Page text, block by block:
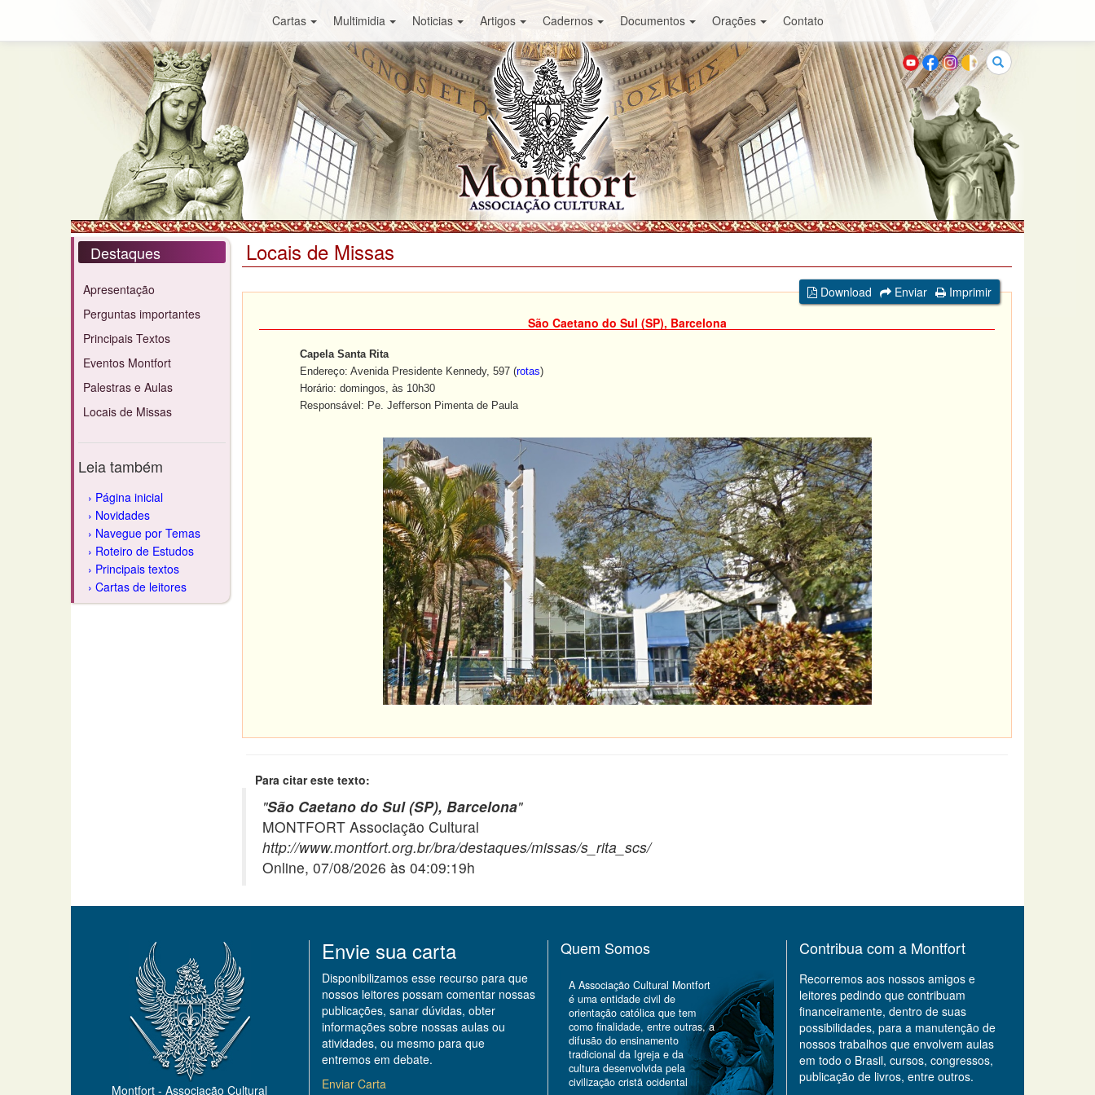
Cartas Multimidia Noticias Artigos Cadernos Documentos Orações Contato
Buscar
Destaques
Apresentação
Perguntas importantes
Principais Textos
Eventos Montfort
Palestras e Aulas
Locais de Missas
Leia também
Página inicial
Novidades
Navegue por Temas
Roteiro de Estudos
Principais textos
Cartas de leitores
Locais de Missas
Download Enviar
Imprimir
São Caetano do Sul (SP), Barcelona
Capela Santa Rita
Endereço: Avenida Presidente Kennedy, 597 (rotas)
Horário: domingos, às 10h30
Responsável: Pe. Jefferson Pimenta de Paula
Para citar este texto:
"São Caetano do Sul (SP), Barcelona"
MONTFORT Associação Cultural
http://www.montfort.org.br/bra/destaques/missas/s_rita_scs/
Online, 07/08/2026 às 04:09:19h
Montfort - Associação Cultural
Envie sua carta
Disponibilizamos esse recurso para que
nossos leitores possam comentar nossas
publicações, sanar dúvidas, obter
informações sobre nossas aulas ou
atividades, ou mesmo para que
entremos em debate.
Enviar Carta
Quem Somos
A Associação Cultural Montfort
é uma entidade civil de
orientação católica que tem
como finalidade, entre outras, a
difusão do ensinamento
tradicional da Igreja e da
cultura desenvolvida pela
civilização cristã ocidental
Contribua com a Montfort
Recorremos aos nossos amigos e
leitores pedindo que contribuam
financeiramente, dentro de suas
possibilidades, para a manutenção de
nossos trabalhos que envolvem aulas
em todo o Brasil, cursos, congressos,
publicação de livros, entre outros.